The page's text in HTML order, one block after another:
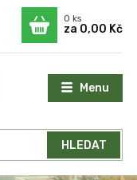
Menu
HLEDAT
0ks
za 0,00 Kč